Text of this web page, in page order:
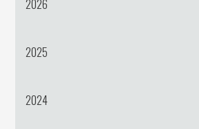
2026
2025
2024